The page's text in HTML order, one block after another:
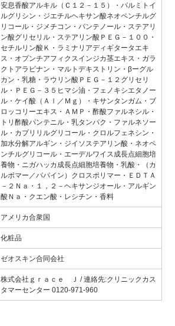
安息香酸アルキル（Ｃ１２－１５）・パルミトイ
ルグリシン・ジエチルヘキサン酸ネオペンチルグ
リコール・ジメチコン・パンテノール・ステアリ
ン酸グリセリル・ステアリン酸ＰＥＧ－１００・
セチルリン酸Ｋ・ラミナリアディギタータエキ
ス・オプンチアフィクスインジカ茎エキス・ガラ
クトアラビナン・マルトデキストリン・βーグル
カン・乳糖・ラウリン酸ＰＥＧ－１２グリセリ
ル・ＰＥＧ－３５ヒマシ油・フェノキシエタノー
ル・ケイ酸（Ａｌ／Ｍｇ）・キサンタンガム・ブ
ロッコリーエキス・ＡＭＰ・酢酸ファルネシル・
トリ酢酸パンテニル・乳タンパク・ファルネソー
ル・カプリリルグリコール・クロルフェネシン・
加水分解アルギン・ジイソステアリン酸・ネオペ
ンチルグリコール・エーデルワイス成長点細胞培
養物・ニガハッカ成長点細胞培養物・乳酸・（カ
ルボマー／パパイン）クロスポリマー・ＥＤＴＡ
－２Ｎａ・１，２－ヘキサンジオール・アルギン
酸Ｎａ・クエン酸・レシチン・香料
アメリカ合衆国
化粧品
ゼオスキン合同会社
株式会社ｇｒａｃｅ Ｊ / 連絡先:クリニックカス
タマーセンター 0120-971-960